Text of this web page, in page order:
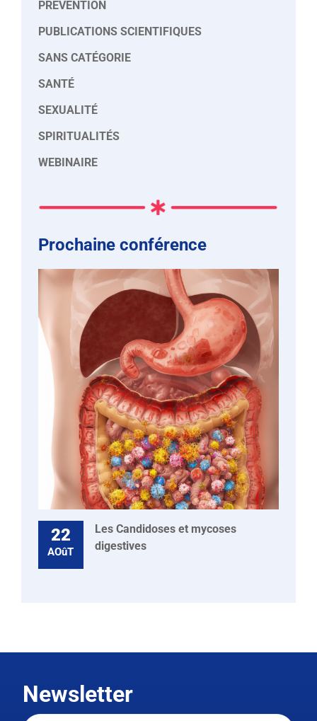
PRÉVENTION
PUBLICATIONS SCIENTIFIQUES
SANS CATÉGORIE
SANTÉ
SEXUALITÉ
SPIRITUALITÉS
WEBINAIRE
Prochaine conférence
22
AOûT
Les Candidoses et mycoses
digestives
Newsletter